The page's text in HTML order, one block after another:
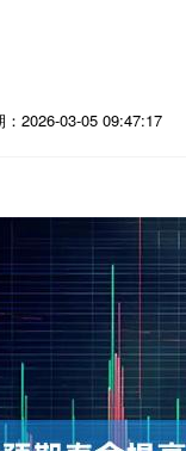
：2026-03-05 09:47:17